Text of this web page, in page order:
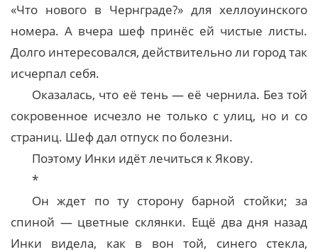
«Что нового в Чернграде?» для хеллоуинского
номера. А вчера шеф принёс ей чистые листы.
Долго интересовался, действительно ли город так
исчерпал себя.
Оказалась, что её тень — её чернила. Без той
сокровенное исчезло не только с улиц, но и со
страниц. Шеф дал отпуск по болезни.
Поэтому Инки идёт лечиться к Якову.
*
Он ждет по ту сторону барной стойки; за
спиной — цветные склянки. Ещё два дня назад
Инки видела, как в вон той, синего стекла,